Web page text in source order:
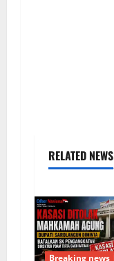
RELATED NEWS
Breaking news